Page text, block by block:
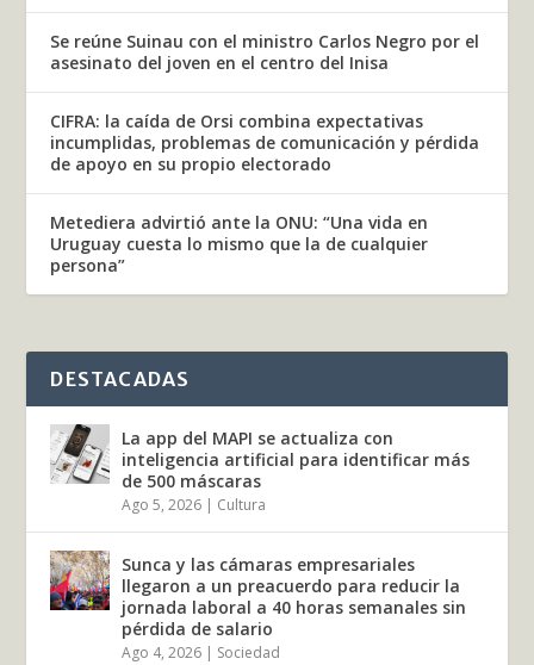
Se reúne Suinau con el ministro Carlos Negro por el
asesinato del joven en el centro del Inisa
CIFRA: la caída de Orsi combina expectativas
incumplidas, problemas de comunicación y pérdida
de apoyo en su propio electorado
Metediera advirtió ante la ONU: “Una vida en
Uruguay cuesta lo mismo que la de cualquier
persona”
DESTACADAS
La app del MAPI se actualiza con
inteligencia artificial para identificar más
de 500 máscaras
Ago 5, 2026 | Cultura
Sunca y las cámaras empresariales
llegaron a un preacuerdo para reducir la
jornada laboral a 40 horas semanales sin
pérdida de salario
Ago 4, 2026 | Sociedad